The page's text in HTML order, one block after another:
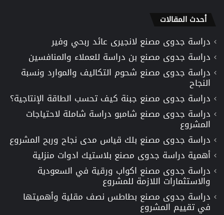
أحدث المقالات
دراسة جدوى مصنع لانجيرى عائد ربحي وفير
دراسة جدوى مصنع بن دراسة للعملاء والمنافسين
دراسة جدوى مصنع شحوم التكاليف والموارد ونسبة
النجاح
دراسة جدوى مصنع جبنة كيف تحسب الطاقة الإنتاجية؟
دراسة جدوى مصنع شامبو دراسة شاملة لاحتياجات
المشروع
دراسة جدوى مصنع بلك قياس مدى نجاح وربح المشروع
أهمية دراسة جدوى مصنع بلاستيك ادوات منزلية
دراسة جدوى مصنع اكواب ورقية في السعودية
والاستثمارات اللازمة للمشروع
دراسة جدوى مصنع بطاطس نصف مقلية وأهميتها
في تقييم المشروع